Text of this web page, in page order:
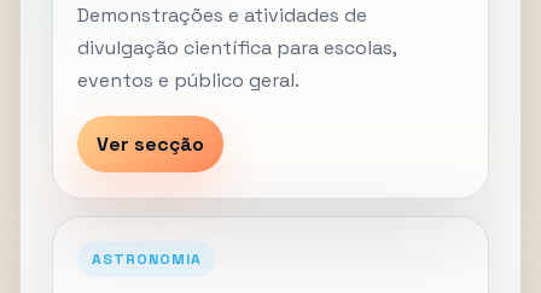
Demonstrações e atividades de
divulgação científica para escolas,
eventos e público geral.
Ver secção
ASTRONOMIA